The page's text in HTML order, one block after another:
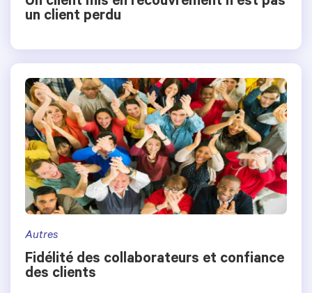
un client perdu
Autres
Fidélité des collaborateurs et confiance
des clients